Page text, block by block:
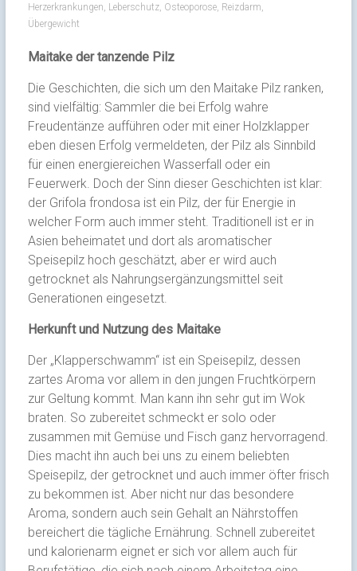
Herzerkrankungen Leberschutz, Osteoporose, Reizdarm
Übergewicht
Maitake der tanzende Pilz
Die Geschichten, die sich um den Maitake Pilz ranken,
sind vielfältig: Sammler die bei Erfolg wahre
Freudentänze aufführen oder mit einer Holzklapper
eben diesen Erfolg vermeldeten, der Pilz als Sinnbild
für einen energiereichen Wasserfall oder ein
Feuerwerk. Doch der Sinn dieser Geschichten ist klar:
der Grifola frondosa ist ein Pilz, der für Energie in
welcher Form auch immer steht. Traditionell ist er in
Asien beheimatet und dort als aromatischer
Speisepilz hoch geschätzt, aber er wird auch
getrocknet als Nahrungsergänzungsmittel seit
Generationen eingesetzt.
Herkunft und Nutzung des Maitake
Der „Klapperschwamm“ ist ein Speisepilz, dessen
zartes Aroma vor allem in den jungen Fruchtkörpern
zur Geltung kommt. Man kann ihn sehr gut im Wok
braten. So zubereitet schmeckt er solo oder
zusammen mit Gemüse und Fisch ganz hervorragend.
Dies macht ihn auch bei uns zu einem beliebten
Speisepilz, der getrocknet und auch immer öfter frisch
zu bekommen ist. Aber nicht nur das besondere
Aroma, sondern auch sein Gehalt an Nährstoffen
bereichert die tägliche Ernährung. Schnell zubereitet
und kalorienarm eignet er sich vor allem auch für